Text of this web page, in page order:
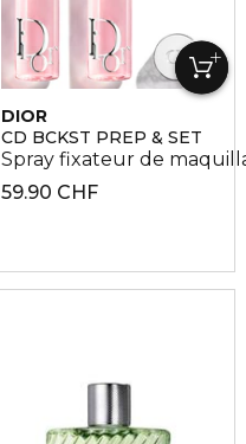
DIOR
CD BCKST PREP & SET
Spray fixateur de
59.90 CHF